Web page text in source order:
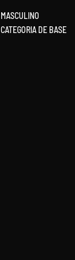
MASCULINO
CATEGORIA DE BASE